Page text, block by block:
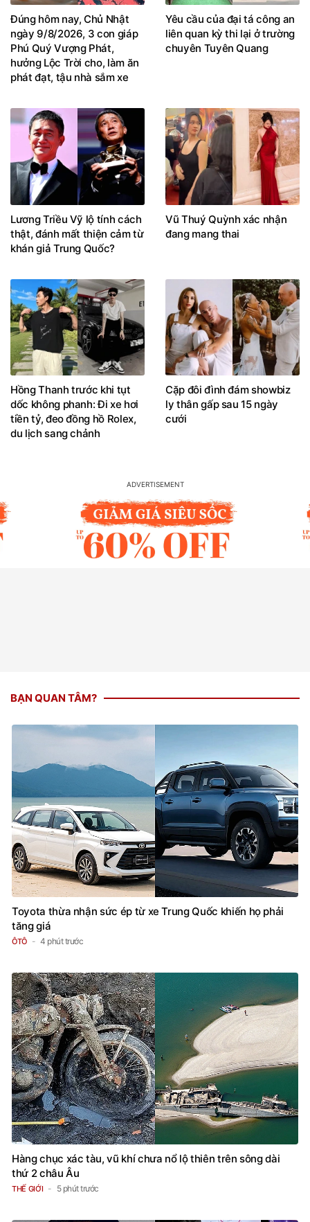
Đúng hôm nay, Chủ Nhật
ngày 9/8/2026, 3 con giáp
Phú Quý Vượng Phát,
hưởng Lộc Trời cho, làm ăn
phát đạt, tậu nhà sắm xe
Yêu cầu của đại tá công an
liên quan kỳ thi lại ở trường
chuyên Tuyên Quang
Lương Triều Vỹ lộ tính cách
thật, đánh mất thiện cảm từ
khán giả Trung Quốc?
Vũ Thuý Quỳnh xác nhận
đang mang thai
Hồng Thanh trước khi tụt
dốc không phanh: Đi xe hơi
tiền tỷ, đeo đồng hồ Rolex,
du lịch sang chảnh
Cặp đôi đình đám showbiz
ly thân gấp sau 15 ngày
cưới
BẠN QUAN TÂM?
Toyota thừa nhận sức ép từ xe Trung Quốc khiến họ phải
tăng giá
ÔTÔ 4 phút trước
Hàng chục xác tàu, vũ khí chưa nổ lộ thiên trên sông dài
thứ 2 châu Âu
THẾ GIỚI 5 phút trước